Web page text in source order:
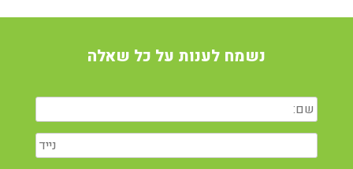
נשמח לענות על כל שאלה